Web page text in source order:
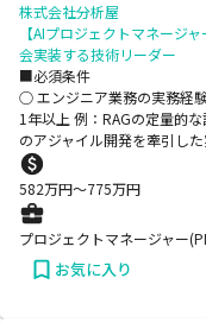
株式会社分析屋
【AIプロジェクトマネージ
会実装する技術リーダー
■必須条件
○ エンジニア業務の実務経
1年以上 例：RAGの定量的
のアジャイル開発を牽引し
582万円〜775万円
プロジェクトマネージャー
お気に入り